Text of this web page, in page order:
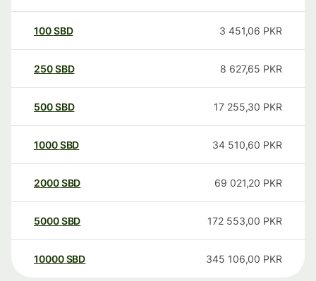
100SBD 3 451,06 PKR
250SBD 8 627,65 PKR
500SBD 17 255,30 PKR
1000SBD 34 510,60 PKR
2000SBD 69 021,20 PKR
5000SBD 172 553,00 PKR
10000 SBD 345 106,00 PKR